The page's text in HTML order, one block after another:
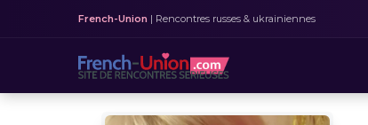
French-Union | Rencontres russes & ukrainiennes